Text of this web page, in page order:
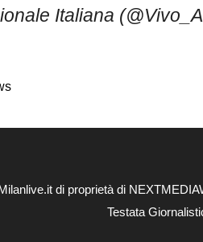
Italiana
di proprietà di
Testata